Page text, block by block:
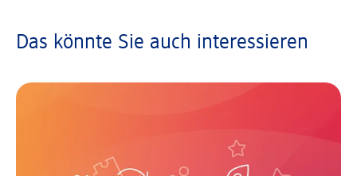
Das könnte Sie auch interessieren